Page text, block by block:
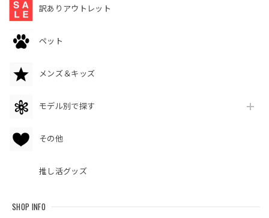
訳ありアウトレット
ペット
メンズ＆キッズ
モデル別で探す
その他
推し活グッズ
SHOP INFO